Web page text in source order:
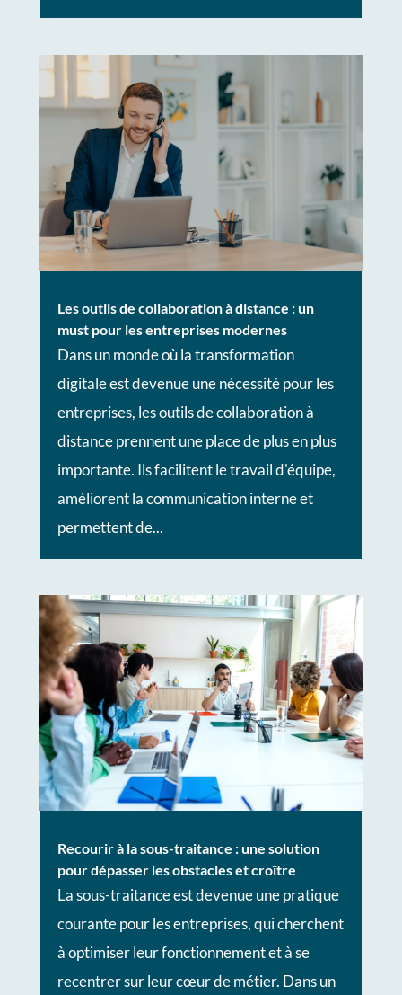
Les outils de collaboration à distance : un
must pour les entreprises modernes
Dans un monde où la transformation
digitale est devenue une nécessité pour les
entreprises, les outils de collaboration à
distance prennent une place de plus en plus
importante. Ils facilitent le travail d'équipe,
améliorent la communication interne et
permettent de...
Recourir à la sous-traitance : une solution
pour dépasser les obstacles et croître
La sous-traitance est devenue une pratique
courante pour les entreprises, qui cherchent
à optimiser leur fonctionnement et à se
recentrer sur leur cœur de métier. Dans un